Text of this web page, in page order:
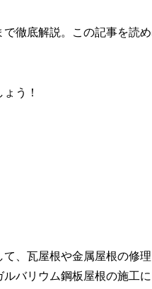
徹底解説。この記事を読
う！
、瓦屋根や金属屋根の修
バリウム鋼板屋根の施工